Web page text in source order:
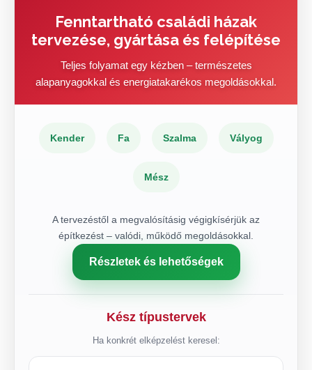
Fenntartható családi házak
tervezése, gyártása és felépítése
Teljes folyamat egy kézben – természetes
alapanyagokkal és energiatakarékos megoldásokkal.
Kender Fa Szalma Vályog
Mész
A tervezéstől a megvalósításig végigkísérjük az
építkezést – valódi, működő megoldásokkal.
Részletek és lehetőségek
Kész típustervek
Ha konkrét elképzelést keresel: